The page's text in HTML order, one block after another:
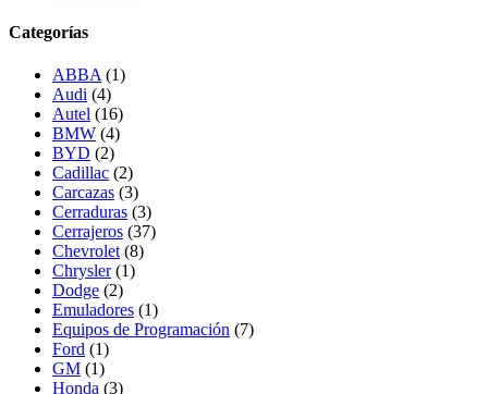
Categorías
ABBA (1)
Audi (4)
Autel (16)
BMW (4)
BYD (2)
Cadillac (2)
Carcazas (3)
Cerraduras (3)
Cerrajeros (37)
Chevrolet (8)
Chrysler (1)
Dodge (2)
Emuladores (1)
Equipos de Programación (7)
Ford (1)
GM (1)
Honda (3)